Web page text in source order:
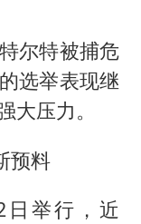
尔特被捕危
选举表现继
压力。
预料
日举行，近